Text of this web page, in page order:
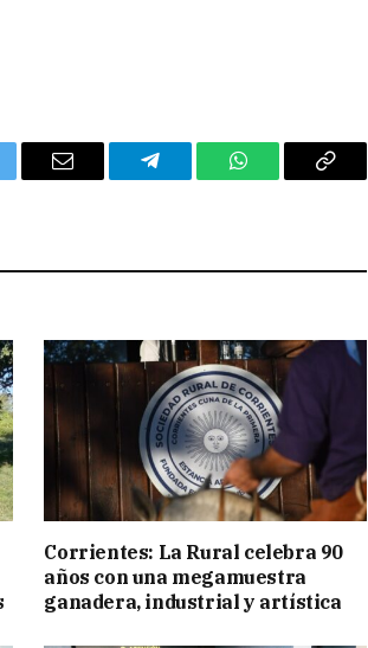
Email Telegram WhatsAppCopy
Corrientes: La Rural celebra 90
años con una megamuestra
ganadera, industrial y artística